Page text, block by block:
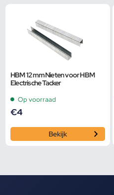
HBM 12 mm Nieten voor HBM
Electrische Tacker
Op voorraad
€4
Bekijk